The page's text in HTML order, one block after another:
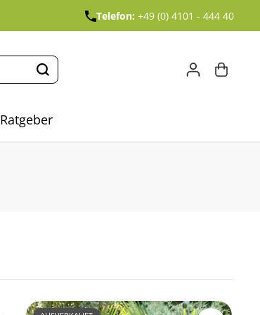
Telefon: +49 (0) 4101 - 444 40
Ratgeber